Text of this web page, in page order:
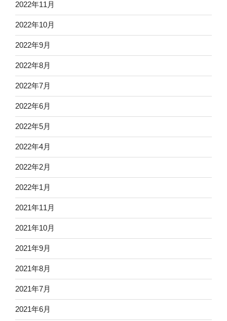
2022年11月
2022年10月
2022年9月
2022年8月
2022年7月
2022年6月
2022年5月
2022年4月
2022年2月
2022年1月
2021年11月
2021年10月
2021年9月
2021年8月
2021年7月
2021年6月